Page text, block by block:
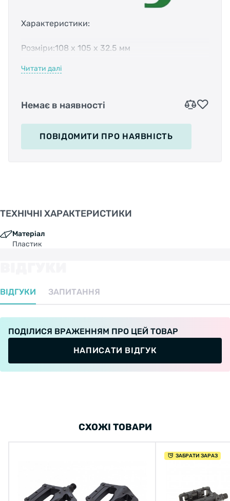
Характеристики:
Розміри:108 х 105 х 32.5 мм
Матеріал корпусу:Пластик
Підшипники:Кулькові насипні
• Вбудовані світловідбивачі
забезпечення кращого зчеплення.
Читати далі
Немає в наявності
ПОВІДОМИТИ ПРО НАЯВНІСТЬ
ТЕХНІЧНІ ХАРАКТЕРИСТИКИ
Матеріал
Пластик
ВІДГУКИ ЗАПИТАННЯ
ПОДІЛИСЯ ВРАЖЕННЯМ ПРО ЦЕЙ ТОВАР
НАПИСАТИ ВІДГУК
СХОЖІ ТОВАРИ
ЗАБРАТИ ЗАРАЗ